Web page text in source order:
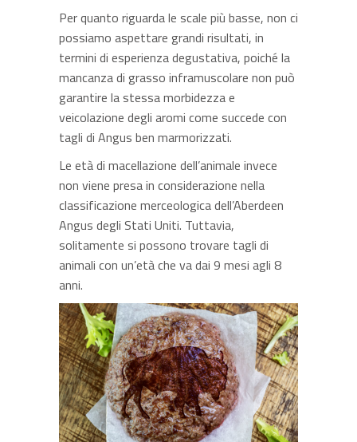
Per quanto riguarda le scale più basse, non ci
possiamo aspettare grandi risultati, in
termini di esperienza degustativa, poiché la
mancanza di grasso inframuscolare non può
garantire la stessa morbidezza e
veicolazione degli aromi come succede con
tagli di Angus ben marmorizzati.
Le età di macellazione dell’animale invece
non viene presa in considerazione nella
classificazione merceologica dell’Aberdeen
Angus degli Stati Uniti. Tuttavia,
solitamente si possono trovare tagli di
animali con un’età che va dai 9 mesi agli 8
anni.